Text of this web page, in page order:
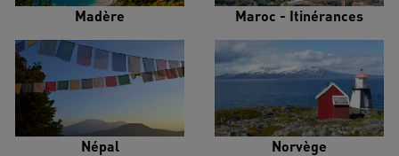
Madère Maroc - Itinérances
Népal Norvège